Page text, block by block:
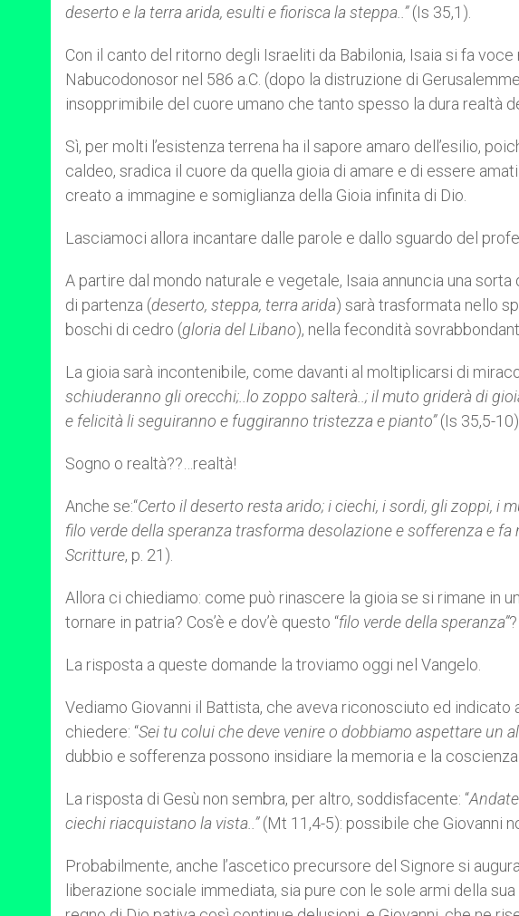
deserto e la terra arida, esulti e fiorisca la steppa..”(Is 35,1).
Con il canto del ritorno degli Israeliti da Babilonia, Isaia si fa
Nabucodonosor nel 586 a.C. (dopo la distruzione di
insopprimibile del cuore umano che tanto spesso la dura realtà
Sì, per molti l’esistenza terrena ha il sapore amaro dell’esilio,
caldeo, sradica il cuore da quella gioia di amare e di essere
creato a immagine e somiglianza della Gioia infinita di Dio.
Lasciamoci allora incantare dalle parole e dallo sguardo del
A partire dal mondo naturale e vegetale, Isaia annuncia una
di partenza (deserto, steppa, terra arida) sarà trasformata nello
boschi di cedro (gloria del Libano), nella fecondità
La gioia sarà incontenibile, come davanti al moltiplicarsi di
schiuderanno gli orecchi;..lo zoppo salterà..; il muto griderà di
e felicità li seguiranno e fuggiranno tristezza e pianto”(Is 35,5-10).
Sogno o realtà??…realtà!
Anche se:“Certo il deserto resta arido; i ciechi, i sordi, gli zoppi, i
filo verde della speranza trasforma desolazione e sofferenza e fa
Scritture, p. 21).
Allora ci chiediamo: come può rinascere la gioia se si rimane in
tornare in patria? Cos’è e dov’è questo “filo verde della speranza”?
La risposta a queste domande la troviamo oggi nel Vangelo.
Vediamo Giovanni il Battista, che aveva riconosciuto ed indicato
chiedere: “Sei tu colui che deve venire o dobbiamo aspettare un
dubbio e sofferenza possono insidiare la memoria e la
La risposta di Gesù non sembra, per altro, soddisfacente: “
ciechi riacquistano la vista..”(Mt 11,4-5): possibile che Giovanni
Probabilmente, anche l’ascetico precursore del Signore si
liberazione sociale immediata, sia pure con le sole armi della